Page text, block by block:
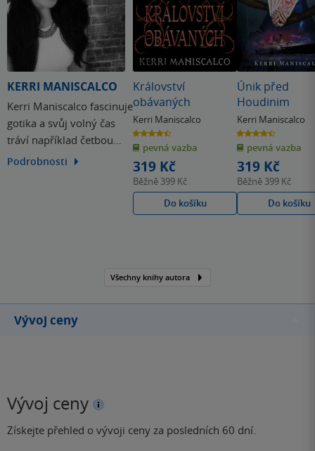
KERRI MANISCALCO
Kerri Maniscalco fascinuje
gotika a svůj volný čas
tráví například četbou
všeho, co jí přijde pod
Podrobnosti
Království
obávaných
Kerri Maniscalco
4.5
z
5
hvězdiček
pevná vazba
319 Kč
Běžně 399 Kč
Do košíku
Únik před
Houdinim
Kerri Maniscalco
4.4
z
5
hvězdiček
pevná vazba
319 Kč
Běžně 399 Kč
Do košíku
Všechny knihy autora
Vývoj ceny
Vývoj ceny
Získejte přehled o vývoji ceny za posledních 60 dní.